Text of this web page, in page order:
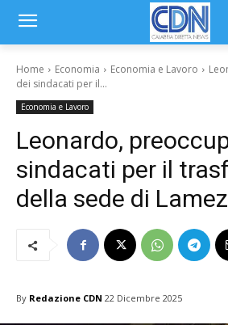
Home Economia Economia e Lavoro
dei sindacati per il...
Economia e Lavoro
Leonardo,
sindacati per il
della sede di
By Redazione CDN 22 Dicembre 2025